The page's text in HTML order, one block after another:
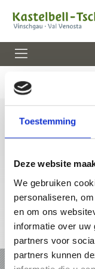
Toestemming
Deze website
We gebruiken
personaliseren,
en om ons
informatie over uw
partners voor
partners kunnen
+39 0473 62